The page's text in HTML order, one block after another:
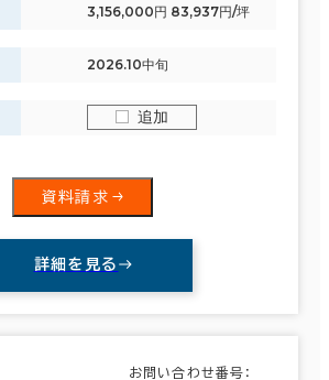
3,156,000円 83,937円/坪
2026.10中旬
追加
資料請求
詳細を見る
お問い合わせ番号：